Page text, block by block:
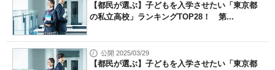
【都民が選ぶ】子どもを入学させたい「東京都
の私立高校」ランキングTOP28！ 第...
公開 2025/03/29
【都民が選ぶ】子どもを入学させたい「東京都